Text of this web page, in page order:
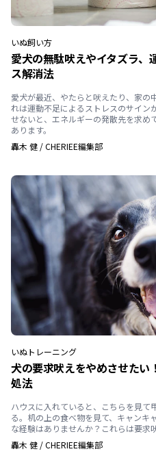
いぬ飼い方
愛犬の無駄吠えやイタズラ、
ス解消法
愛犬が最近、やたらと吠えたり、家の
れは運動不足によるストレスのサイン
せないと、エネルギーの発散先を求め
あります。
轟木 健 /CHERIEE編集部
いぬトレーニング
犬の要求吠えをやめさせたい
処法
ハウスに入れていると、こちらを見て
る。机の上の食べ物を見て、キャンキ
な経験はありませんか？これらは要求
轟木 健 /CHERIEE編集部